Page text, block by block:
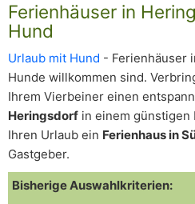
Ferienhäuser in
Hund
Urlaub mit Hund - Ferienhäuser
Hunde willkommen sind.
Ihrem Vierbeiner einen
Heringsdorf in einem günstigen
Ihren Urlaub ein Ferienhaus in
Gastgeber.
Bisherige Auswahlkriterien: